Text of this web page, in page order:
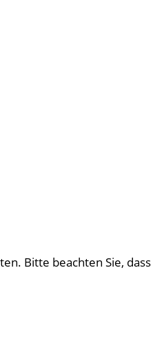
Bitte beachten Sie, dass